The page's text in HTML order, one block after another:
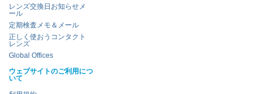
レンズ交換日お知らせメ
ール
定期検査メモ＆メール
正しく使おうコンタクト
レンズ
Global Offices
ウェブサイトのご利用につ
いて